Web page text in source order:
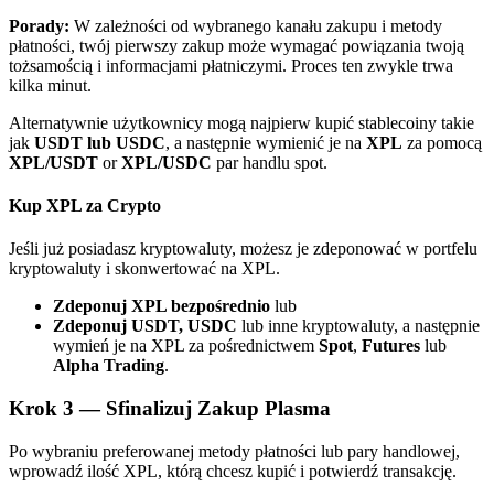
Bitruści Partnerzy
Afiliaci Bitrue
Aż do 65% prowizji!
Porady: W zależności od wybranego kanału zakupu i metody
płatności, twój pierwszy zakup może wymagać powiązania twoją
tożsamością i informacjami płatniczymi. Proces ten zwykle trwa
kilka minut.
Alternatywnie użytkownicy mogą najpierw kupić stablecoiny takie
jak USDT lub USDC, a następnie wymienić je na XPL za pomocą
XPL/USDT orXPL/USDC par handlu spot.
Kup XPL za Crypto
Jeśli już posiadasz kryptowaluty, możesz je zdeponować w portfelu
kryptowaluty i skonwertować na XPL.
Zdeponuj XPL bezpośrednio lub
Zdeponuj USDT, USDC lub inne kryptowaluty, a następnie
wymień je na XPL za pośrednictwem Spot, Futures lub
Alpha Trading.
Krok 3 — Sfinalizuj Zakup Plasma
Po wybraniu preferowanej metody płatności lub pary handlowej,
wprowadź ilość XPL, którą chcesz kupić i potwierdź transakcję.